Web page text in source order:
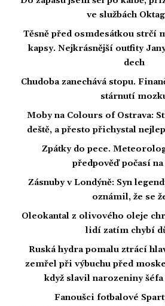
ve službách
Těsně před osmdesátkou strčí
kapsy. Nejkrásnější outfity
dech
Chudoba zanechává stopu.
stárnutí
Moby na Colours of Ostrava:
deště, a přesto přichystal
Zpátky do pece.
předpověď počasí
Zásnuby v Londýně: Syn
oznámil, že se
Oleokantal z olivového oleje
lidí zatím chybí
Ruská hydra pomalu ztrácí
zemřel při výbuchu před
když slavil narozeniny
Fanoušci fotbalové